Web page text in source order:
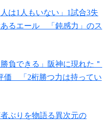
は1人もいない」1試合3失
るエール 「鈍感力」のス
負できる」阪神に現れた＂
価 「2桁勝つ力は持ってい
ぶりを物語る異次元の